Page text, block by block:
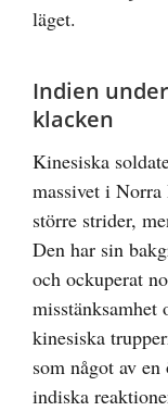
läget.
Indien
klacken
Kinesiska
massivet i
större strider,
Den har sin
och ockuperat
misstänksamhet
kinesiska
som något av
indiska